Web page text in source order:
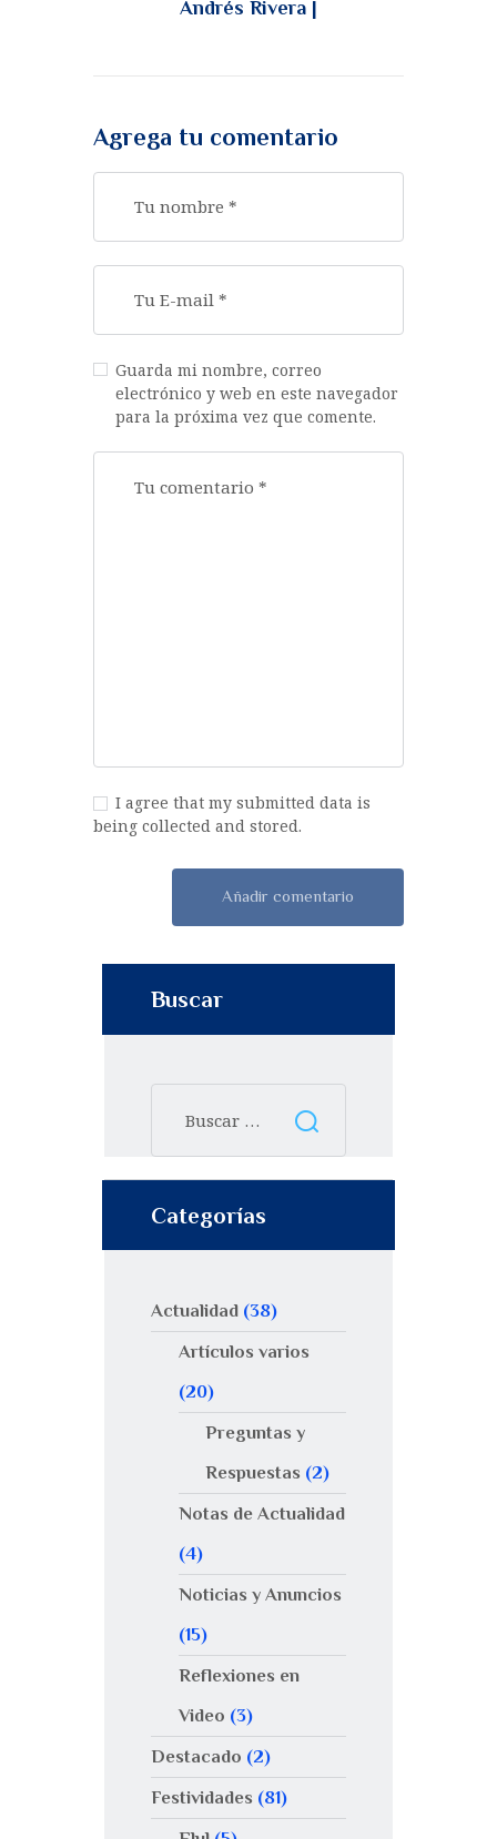
Andrés Rivera |
Agrega tu comentario
Guarda mi nombre, correo
electrónico y web en este navegador
para la próxima vez que comente.
I agree that my submitted data is
being collected and stored.
Buscar
Categorías
Actualidad (38)
Artículos varios
(20)
Preguntas y
Respuestas (2)
Notas de Actualidad
(4)
Noticias y Anuncios
(15)
Reflexiones en
Video (3)
Destacado (2)
Festividades (81)